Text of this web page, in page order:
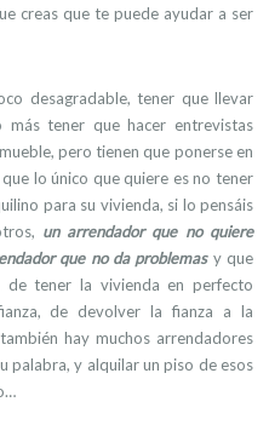
creas que te puede ayudar a ser
desagradable, tener que llevar
tener que hacer entrevistas
pero tienen que ponerse en
lo único que quiere es no tener
para su vivienda, si lo pensáis
un arrendador que no quiere
que no da problemasy que
tener la vivienda en perfecto
de devolver la fianza a la
hay muchos arrendadores
palabra, y alquilar un piso de esos